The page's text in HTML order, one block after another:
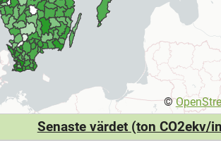
©
Senaste värdet (ton CO2ekv/